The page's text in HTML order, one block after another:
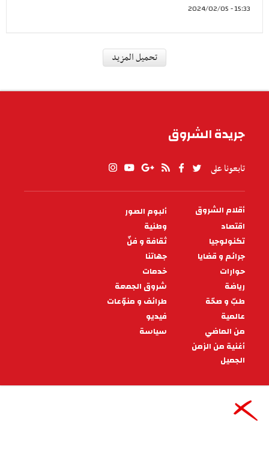
15:33 - 2024/02/05
وليد الركراكي: علينا أن ننتصر
للحفاظ على كبرياء الكرة العربية
أكدت مصادر صحفية عربية، أن لاعبي المنتخب
المغربي تابعوا مباراة تونس أمام ناميبيا، قبل الاجتماع
الفني الأخير لهم الذي يسبق مواجه
10:35 - 2024/01/17
رياضة